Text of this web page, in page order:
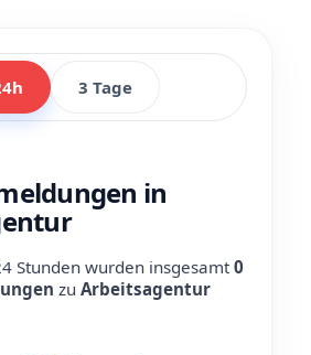
3 Tage
in
Stunden wurden insgesamt0
zu Arbeitsagentur